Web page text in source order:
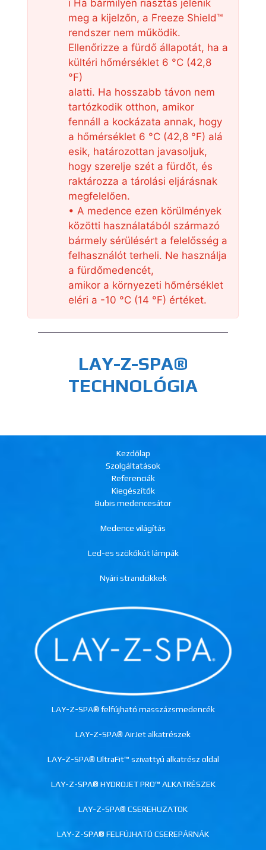
ï Ha bármilyen riasztás jelenik
meg a kijelzőn, a Freeze Shield™
rendszer nem működik.
Ellenőrizze a fürdő állapotát, ha a
kültéri hőmérséklet 6 °C (42,8
°F)
alatti. Ha hosszabb távon nem
tartózkodik otthon, amikor
fennáll a kockázata annak, hogy
a hőmérséklet 6 °C (42,8 °F) alá
esik, határozottan javasoljuk,
hogy szerelje szét a fürdőt, és
raktározza a tárolási eljárásnak
megfelelően.
• A medence ezen körülmények
közötti használatából származó
bármely sérülésért a felelősség a
felhasználót terheli. Ne használja
a fürdőmedencét,
amikor a környezeti hőmérséklet
eléri a -10 °C (14 °F) értéket.
LAY-Z-SPA®
TECHNOLÓGIA
Kezdőlap
Szolgáltatások
Referenciák
Kiegészítők
Bubis medencesátor
Medence világítás
Led-es szökőkút lámpák
Nyári strandcikkek
LAY-Z-SPA® felfújható masszázsmedencék
LAY-Z-SPA® AirJet alkatrészek
LAY-Z-SPA® UltraFit™ szivattyú alkatrész oldal
LAY-Z-SPA® HYDROJET PRO™ ALKATRÉSZEK
LAY-Z-SPA® CSEREHUZATOK
LAY-Z-SPA® FELFÚJHATÓ CSEREPÁRNÁK